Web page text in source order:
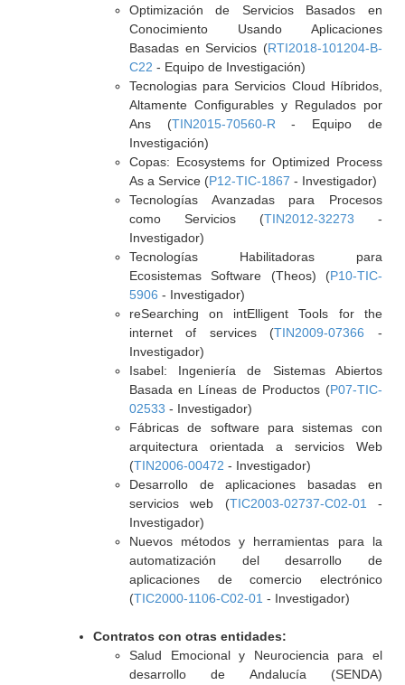
Optimización de Servicios Basados en
Conocimiento Usando Aplicaciones
Basadas en Servicios (RTI2018-101204-B-
C22 - Equipo de Investigación)
Tecnologias para Servicios Cloud Híbridos,
Altamente Configurables y Regulados por
Ans (TIN2015-70560-R - Equipo de
Investigación)
Copas: Ecosystems for Optimized Process
As a Service (P12-TIC-1867 - Investigador)
Tecnologías Avanzadas para Procesos
como Servicios (TIN2012-32273 -
Investigador)
Tecnologías Habilitadoras para
Ecosistemas Software (Theos) (P10-TIC-
5906 - Investigador)
reSearching on intElligent Tools for the
internet of services (TIN2009-07366 -
Investigador)
Isabel: Ingeniería de Sistemas Abiertos
Basada en Líneas de Productos (P07-TIC-
02533 - Investigador)
Fábricas de software para sistemas con
arquitectura orientada a servicios Web
(TIN2006-00472 - Investigador)
Desarrollo de aplicaciones basadas en
servicios web (TIC2003-02737-C02-01
-
Investigador)
Nuevos métodos y herramientas para la
automatización del desarrollo de
aplicaciones de comercio electrónico
(TIC2000-1106-C02-01 - Investigador)
Contratos con otras entidades:
Salud Emocional y Neurociencia para el
desarrollo de Andalucía (SENDA)